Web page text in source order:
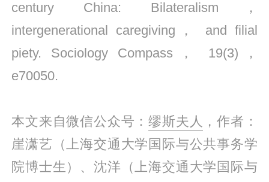
century China: Bilateralism，
intergenerational caregiving， and filial
piety. Sociology Compass， 19(3)，
e70050.
本文来自微信公众号：缪斯夫人 ，作者：
崖潇艺（上海交通大学国际与公共事务学
院博士生）、沈洋（上海交通大学国际与